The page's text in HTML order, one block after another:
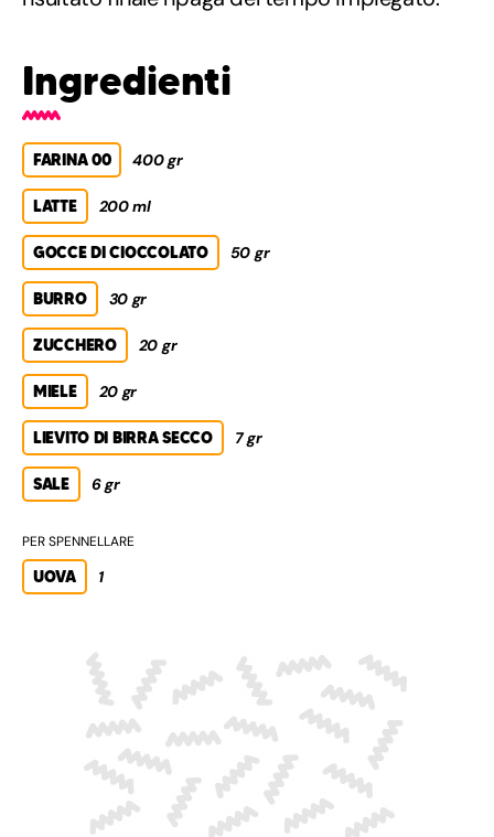
Ingredienti
FARINA 00 400 gr
LATTE 200 ml
GOCCE DI CIOCCOLATO 50 gr
BURRO 30 gr
ZUCCHERO 20 gr
MIELE 20 gr
LIEVITO DI BIRRA SECCO 7 gr
SALE 6 gr
PER SPENNELLARE
UOVA 1